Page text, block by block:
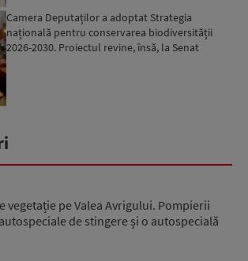
Camera Deputaților a adoptat Strategia
națională pentru conservarea biodiversității
2026-2030. Proiectul revine, însă, la Senat
vegetație pe Valea Avrigului. Pompierii
de stingere și o autospecială